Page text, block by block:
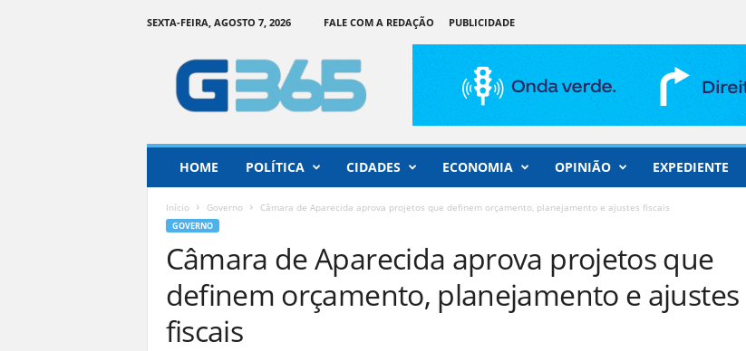
SEXTA-FEIRA, AGOSTO 7, 2026 FALE COM A REDAÇÃO
PUBLICIDADE
HOME POLÍTICA CIDADES ECONOMIA OPINIÃO EXPEDIENTE
Início Governo Câmara de Aparecida aprova projetos que definem orçamento, planejamento e ajustes fiscais
GOVERNO
Câmara de Aparecida aprova projetos que
definem orçamento, planejamento e ajustes
fiscais